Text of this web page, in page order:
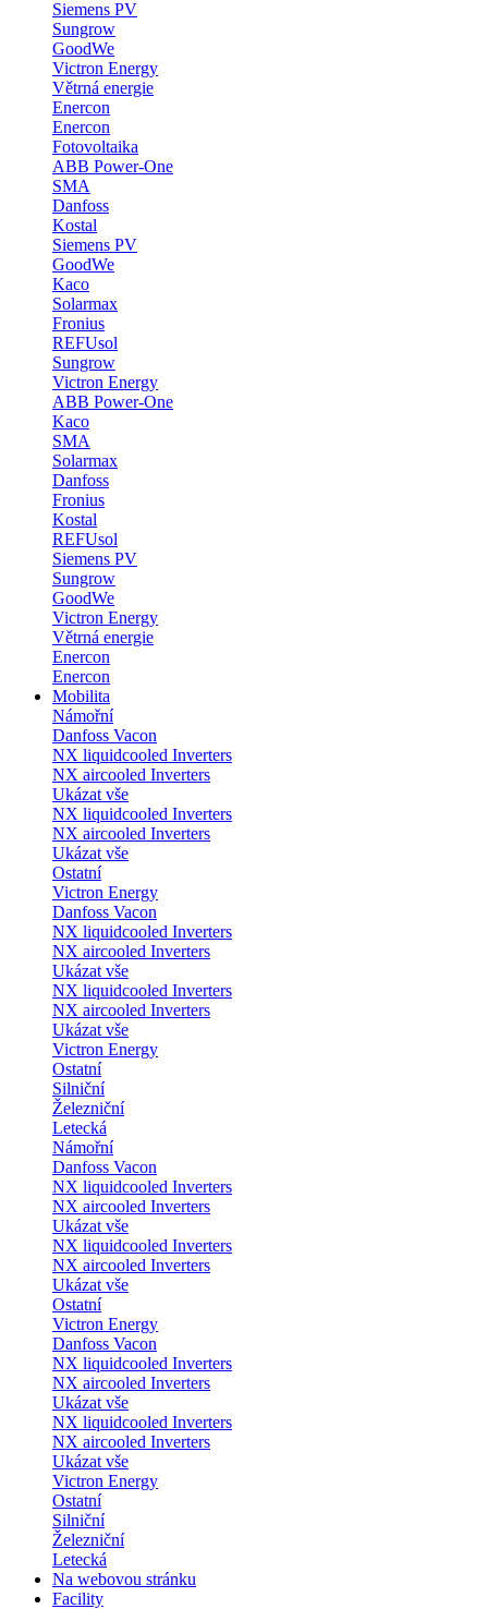
Siemens PV
Sungrow
GoodWe
Victron Energy
Větrná energie
Enercon
Enercon
Fotovoltaika
ABB Power-One
SMA
Danfoss
Kostal
Siemens PV
GoodWe
Kaco
Solarmax
Fronius
REFUsol
Sungrow
Victron Energy
ABB Power-One
Kaco
SMA
Solarmax
Danfoss
Fronius
Kostal
REFUsol
Siemens PV
Sungrow
GoodWe
Victron Energy
Větrná energie
Enercon
Enercon
Mobilita
Námořní
Danfoss Vacon
NX liquidcooled Inverters
NX aircooled Inverters
Ukázat vše
NX liquidcooled Inverters
NX aircooled Inverters
Ukázat vše
Ostatní
Victron Energy
Danfoss Vacon
NX liquidcooled Inverters
NX aircooled Inverters
Ukázat vše
NX liquidcooled Inverters
NX aircooled Inverters
Ukázat vše
Victron Energy
Ostatní
Silniční
Železniční
Letecká
Námořní
Danfoss Vacon
NX liquidcooled Inverters
NX aircooled Inverters
Ukázat vše
NX liquidcooled Inverters
NX aircooled Inverters
Ukázat vše
Ostatní
Victron Energy
Danfoss Vacon
NX liquidcooled Inverters
NX aircooled Inverters
Ukázat vše
NX liquidcooled Inverters
NX aircooled Inverters
Ukázat vše
Victron Energy
Ostatní
Silniční
Železniční
Letecká
Na webovou stránku
Facility